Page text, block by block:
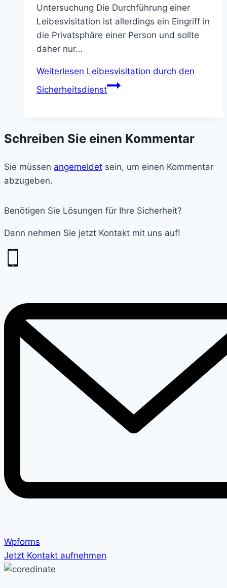
Untersuchung Die Durchführung einer
Leibesvisitation ist allerdings ein Eingriff in
die Privatsphäre einer Person und sollte
daher nur…
Weiterlesen Leibesvisitation durch den
Sicherheitsdienst
Schreiben Sie einen Kommentar
Sie müssen angemeldet sein, um einen Kommentar
abzugeben.
Benötigen Sie Lösungen für Ihre Sicherheit?
Dann nehmen Sie jetzt Kontakt mit uns auf!
Wpforms
Jetzt Kontakt aufnehmen